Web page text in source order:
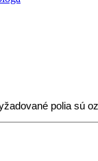
polia sú